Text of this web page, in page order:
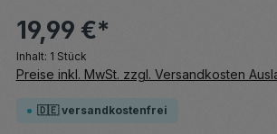
19,99 €*
Inhalt: 1 Stück
Preise inkl. MwSt. zzgl. Versandkosten
🇩🇪 versandkostenfrei